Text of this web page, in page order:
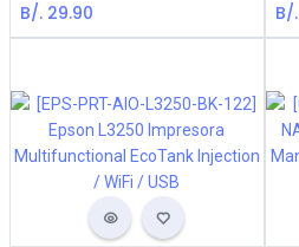
B/. 29.90
B/.